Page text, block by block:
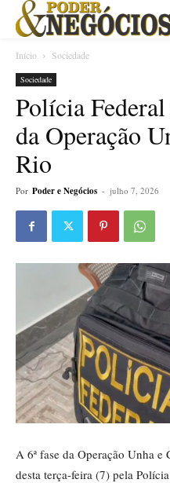
Início Sociedade
Sociedade
Polícia
da Operação
Rio
Por Poder e Negócios - julho 7, 2026
A 6ª fase da Operação Unha
desta terça-feira (7) pela